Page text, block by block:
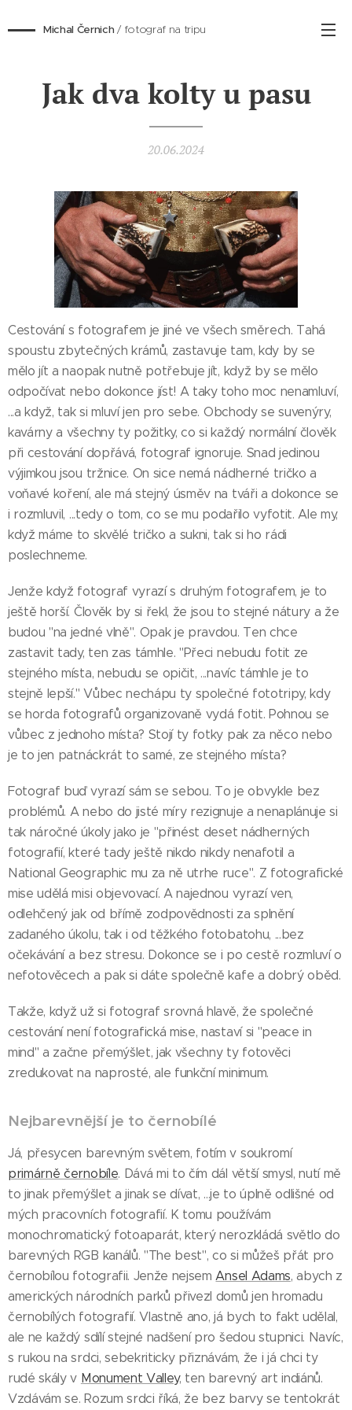
Michal Černich/ fotograf na tripu
Jak dva kolty u pasu
20.06.2024
Cestování s fotografem je jiné ve všech směrech. Tahá
spoustu zbytečných krámů, zastavuje tam, kdy by se
mělo jít a naopak nutně potřebuje jít, když by se mělo
odpočívat nebo dokonce jíst! A taky toho moc nenamluví,
...a když, tak si mluví jen pro sebe. Obchody se suvenýry,
kavárny a všechny ty požitky, co si každý normální člověk
při cestování dopřává, fotograf ignoruje. Snad jedinou
výjimkou jsou tržnice. On sice nemá nádherné tričko a
voňavé koření, ale má stejný úsměv na tváři a dokonce se
i rozmluvil, ...tedy o tom, co se mu podařilo vyfotit. Ale my,
když máme to skvělé tričko a sukni, tak si ho rádi
poslechneme.
Jenže když fotograf vyrazí s druhým fotografem, je to
ještě horší. Člověk by si řekl, že jsou to stejné nátury a že
budou "na jedné vlně". Opak je pravdou. Ten chce
zastavit tady, ten zas támhle. "Přeci nebudu fotit ze
stejného místa, nebudu se opičit, ...navíc támhle je to
stejně lepší." Vůbec nechápu ty společné fototripy, kdy
se horda fotografů organizovaně vydá fotit. Pohnou se
vůbec z jednoho místa? Stojí ty fotky pak za něco nebo
je to jen patnáckrát to samé, ze stejného místa?
Fotograf buď vyrazí sám se sebou. To je obvykle bez
problémů. A nebo do jisté míry rezignuje a nenaplánuje si
tak náročné úkoly jako je "přinést deset nádherných
fotografií, které tady ještě nikdo nikdy nenafotil a
National Geographic mu za ně utrhe ruce". Z fotografické
mise udělá misi objevovací. A najednou vyrazí ven,
odlehčený jak od břímě zodpovědnosti za splnění
zadaného úkolu, tak i od těžkého fotobatohu, ...bez
očekávání a bez stresu. Dokonce se i po cestě rozmluví o
nefotověcech a pak si dáte společně kafe a dobrý oběd.
Takže, když už si fotograf srovná hlavě, že společné
cestování není fotografická mise, nastaví si "peace in
mind" a začne přemýšlet, jak všechny ty fotověci
zredukovat na naprosté, ale funkční minimum.
Nejbarevnější je to černobílé
Já, přesycen barevným světem, fotím v soukromí
primárně černobíle. Dává mi to čím dál větší smysl, nutí mě
to jinak přemýšlet a jinak se dívat, ...je to úplně odlišné od
mých pracovních fotografií. K tomu používám
monochromatický fotoaparát, který nerozkládá světlo do
barevných RGB kanálů. "The best", co si můžeš přát pro
černobílou fotografii. Jenže nejsemAnsel Adams, abych z
amerických národních parků přivezl domů jen hromadu
černobílých fotografií. Vlastně ano, já bych to fakt udělal,
ale ne každý sdílí stejné nadšení pro šedou stupnici. Navíc,
s rukou na srdci, sebekriticky přiznávám, že i já chci ty
rudé skály v Monument Valley, ten barevný art indiánů.
Vzdávám se. Rozum srdci říká, že bez barvy se tentokrát